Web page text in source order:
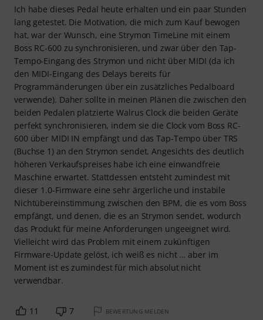
Ich habe dieses Pedal heute erhalten und ein paar Stunden
lang getestet. Die Motivation, die mich zum Kauf bewogen
hat, war der Wunsch, eine Strymon TimeLine mit einem
Boss RC-600 zu synchronisieren, und zwar über den Tap-
Tempo-Eingang des Strymon und nicht über MIDI (da ich
den MIDI-Eingang des Delays bereits für
Programmänderungen über ein zusätzliches Pedalboard
verwende). Daher sollte in meinen Plänen die zwischen den
beiden Pedalen platzierte Walrus Clock die beiden Geräte
perfekt synchronisieren, indem sie die Clock vom Boss RC-
600 über MIDI IN empfängt und das Tap-Tempo über TRS
(Buchse 1) an den Strymon sendet. Angesichts des deutlich
höheren Verkaufspreises habe ich eine einwandfreie
Maschine erwartet. Stattdessen entsteht zumindest mit
dieser 1.0-Firmware eine sehr ärgerliche und instabile
Nichtübereinstimmung zwischen den BPM, die es vom Boss
empfängt, und denen, die es an Strymon sendet, wodurch
das Produkt für meine Anforderungen ungeeignet wird.
Vielleicht wird das Problem mit einem zukünftigen
Firmware-Update gelöst, ich weiß es nicht … aber im
Moment ist es zumindest für mich absolut nicht
verwendbar.
11 7 BEWERTUNG MELDEN